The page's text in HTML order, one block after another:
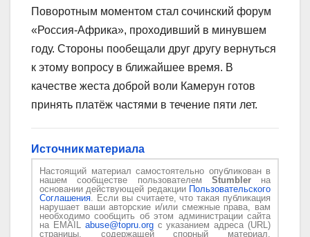
Поворотным моментом стал сочинский форум
«Россия-Африка», проходивший в минувшем
году. Стороны пообещали друг другу вернуться
к этому вопросу в ближайшее время. В
качестве жеста доброй воли Камерун готов
принять платёж частями в течение пяти лет.
Источник материала
Настоящий материал самостоятельно опубликован в
нашем сообществе пользователем Stumblerна
основании действующей редакции Пользовательского
Соглашения. Если вы считаете, что такая публикация
нарушает ваши авторские и/или смежные права, вам
необходимо сообщить об этом администрации сайта
на EMAIL abuse@topru.orgс указанием адреса (URL)
страницы, содержащей спорный материал.